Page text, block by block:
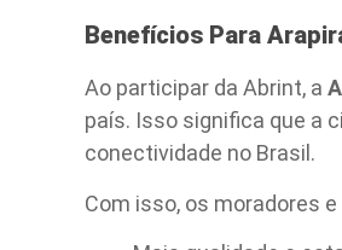
Benefícios Para
Ao participar da Abrint, a
país. Isso significa que a
conectividade no Brasil.
Com isso, os moradores